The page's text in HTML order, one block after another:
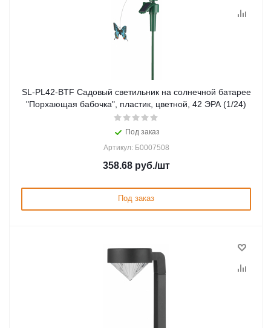
SL-PL42-BTF Садовый светильник на солнечной батарее
"Порхающая бабочка", пластик, цветной, 42 ЭРА (1/24)
Под заказ
Артикул: Б0007508
358.68руб./шт
Под заказ